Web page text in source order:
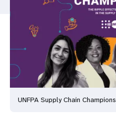
UNFPA Supply Chain Champions